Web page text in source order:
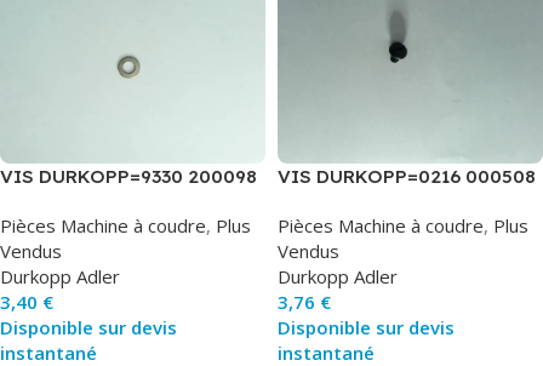
VIS DURKOPP=9330 200098
Pièces Machine à coudre, Plus
Vendus
Durkopp Adler
3,40 €
Disponible sur devis
instantané
VIS DURKOPP=0216 000508
Pièces Machine à coudre, Plus
Vendus
Durkopp Adler
3,76 €
Disponible sur devis
instantané